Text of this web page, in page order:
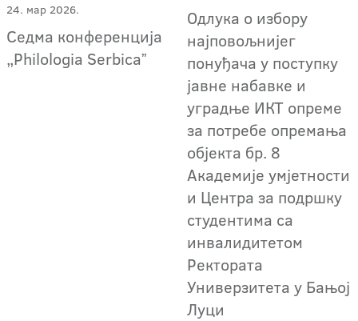
24. мар 2026.
Седма конференција
„Philologia Serbicaˮ
Одлука о избору
најповољнијег
понуђача у поступку
јавне набавке и
уградњe ИКТ опреме
за потребе опремања
објекта бр. 8
Академије умјетности
и Центра за подршку
студентима са
инвалидитетом
Ректората
Универзитета у Бањој
Луци